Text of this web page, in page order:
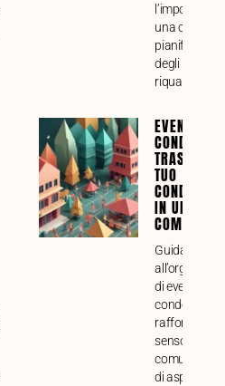
l’importanza
una corretta
degli
EVENTI
TUO
IN UNA
COMUNITÀ
Guida
di eventi
condominiali
rafforzare il
senso di
comunità.
di aspetti